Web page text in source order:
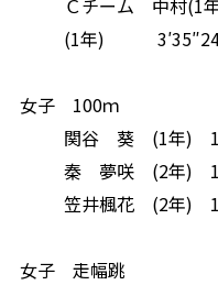
Ｃチーム 中村(1
(1年) 3′
女子 100ｍ
関谷 葵 (1年)
秦 夢咲 (2年)
笠井楓花 (2年)
女子 走幅跳